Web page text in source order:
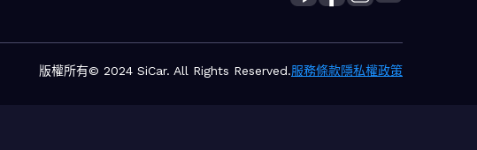
版權所有© 2024 SiCar. All Rights Reserved.服務條款隱私權政策